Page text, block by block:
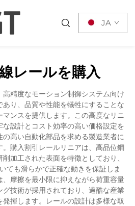
JA
レールを購入
精度なモーション制御システム向け
り、品質や性能を犠牲にすることな
マンスを提供します。この高度なリニ
設計とコスト効率の高い価格設定を
高い自動化部品を求める製造業者に
。購入割引レールリニアは、高品位鋼
加工された表面を特徴としており、
ても滑らかで正確な動きを保証しま
摩擦を最小限に抑えながら荷重容量
技術が採用されており、過酷な産業
揮します。レールの設計は多様な取